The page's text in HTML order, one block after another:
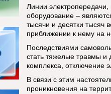
Линии
оборудование –
тысячи и десятки тысяч
приближении к нему на
Последствиями
стать тяжелые травмы и
комплекса, отключение
В связи с этим
проникновения на